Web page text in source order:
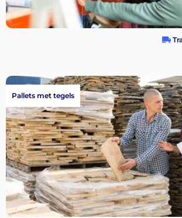
Pallets met tegels